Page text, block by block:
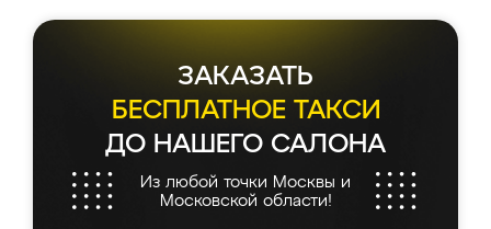
ЗАКАЗАТЬ
БЕСПЛАТНОЕ ТАКСИ
ДО НАШЕГО САЛОНА
Из любой точки Москвы и
Московской области!